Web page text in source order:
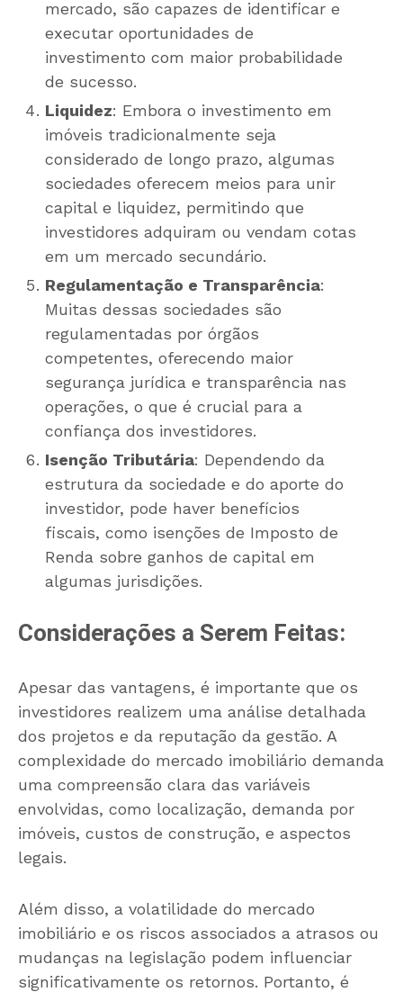
mercado, são capazes de identificar e
executar oportunidades de
investimento com maior probabilidade
de sucesso.
Liquidez: Embora o investimento em
imóveis tradicionalmente seja
considerado de longo prazo, algumas
sociedades oferecem meios para unir
capital e liquidez, permitindo que
investidores adquiram ou vendam cotas
em um mercado secundário.
Regulamentação e Transparência:
Muitas dessas sociedades são
regulamentadas por órgãos
competentes, oferecendo maior
segurança jurídica e transparência nas
operações, o que é crucial para a
confiança dos investidores.
Isenção Tributária: Dependendo da
estrutura da sociedade e do aporte do
investidor, pode haver benefícios
fiscais, como isenções de Imposto de
Renda sobre ganhos de capital em
algumas jurisdições.
Considerações a Serem Feitas:
Apesar das vantagens, é importante que os
investidores realizem uma análise detalhada
dos projetos e da reputação da gestão. A
complexidade do mercado imobiliário demanda
uma compreensão clara das variáveis
envolvidas, como localização, demanda por
imóveis, custos de construção, e aspectos
legais.
Além disso, a volatilidade do mercado
imobiliário e os riscos associados a atrasos ou
mudanças na legislação podem influenciar
significativamente os retornos. Portanto, é